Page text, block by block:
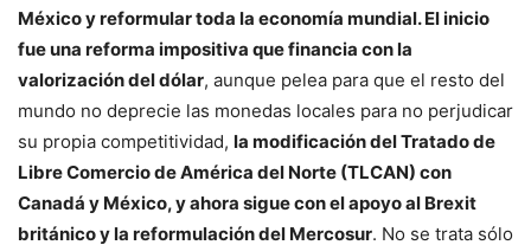
México y reformular toda la economía mundial. El inicio
fue una reforma impositiva que financia con la
valorización del dólar, aunque pelea para que el resto del
mundo no deprecie las monedas locales para no perjudicar
su propia competitividad, la modificación del Tratado de
Libre Comercio de América del Norte (TLCAN) con
Canadá y México, y ahora sigue con el apoyo al Brexit
británico y la reformulación del Mercosur. No se trata sólo